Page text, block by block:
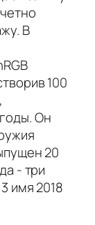
В
100
Он
20
- три
имя 2018